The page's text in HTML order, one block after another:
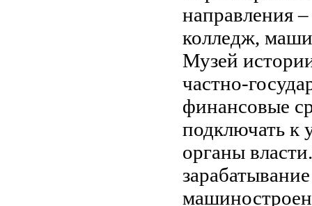
направления
колледж,
Музей
частно-
финансовые
подключать к
органы